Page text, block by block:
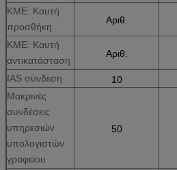
ΚΜΕ: Καυτή
προσθήκη
Αριθ.
ΚΜΕ: Καυτή
αντικατάσταση
Αριθ.
IAS σύνδεση 10
Μακρινές
συνδέσεις
υπηρεσιών
υπολογιστών
γραφείου
50